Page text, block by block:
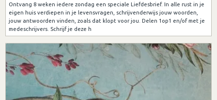
Ontvang 8 weken iedere zondag een speciale Liefdesbrief. In alle rust in je
eigen huis verdiepen in je levensvragen, schrijvenderwijs jouw woorden,
jouw antwoorden vinden, zoals dat klopt voor jou. Delen 1op1 en/of met je
medeschrijvers. Schrijf je deze h